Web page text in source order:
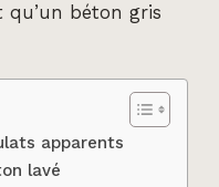
béton gris
apparents
lavé